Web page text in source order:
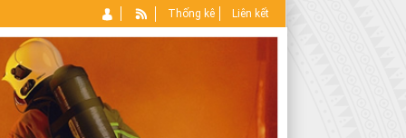
Thống kê Liên kết